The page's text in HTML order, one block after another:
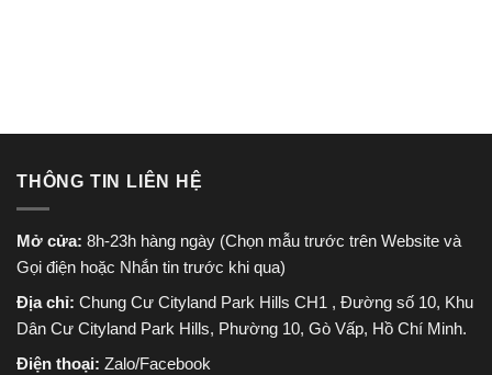
THÔNG TIN LIÊN HỆ
Mở cửa: 8h-23h hàng ngày (Chọn mẫu trước trên Website và
Gọi điện hoặc Nhắn tin trước khi qua)
Địa chỉ: Chung Cư Cityland Park Hills CH1 , Đường số 10, Khu
Dân Cư Cityland Park Hills, Phường 10, Gò Vấp, Hồ Chí Minh.
Điện thoại: Zalo/Facebook